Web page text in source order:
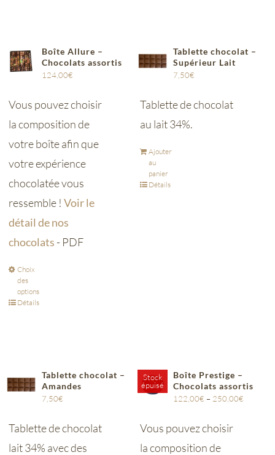
Boîte Allure –
Chocolats assortis
124,00€
Vous pouvez choisir
la composition de
votre boîte afin que
votre expérience
chocolatée vous
ressemble !Voir le
détail de nos
chocolats - PDF
Choix
des
options
Détails
Tablette chocolat –
Supérieur Lait
7,50€
Tablette de chocolat
au lait 34%.
Ajouter
au
panier
Détails
Tablette chocolat –
Amandes
7,50€
Tablette de chocolat
lait 34% avec des
Stock
épuisé
Boîte Prestige –
Chocolats assortis
122,00€ – 250,00€
Vous pouvez choisir
la composition de